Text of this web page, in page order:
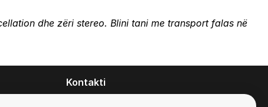
dhe zëri stereo. Blini tani me transport falas në
Kontakti